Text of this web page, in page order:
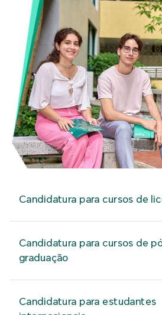
Candidatura para cursos de
Candidatura para cursos de
graduação
Candidatura para estudantes